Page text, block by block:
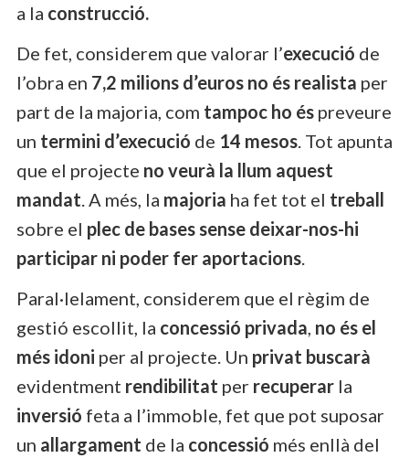
a la construcció.
De fet, considerem que valorar l’execució de
l’obra en 7,2 milions d’euros no és realista per
part de la majoria, com tampoc ho és preveure
un termini d’execució de 14 mesos. Tot apunta
que el projecte no veurà la llum aquest
mandat. A més, la majoria ha fet tot el treball
sobre el plec de basessense deixar-nos-hi
participar ni poder fer aportacions.
Paral·lelament, considerem que el règim de
gestió escollit, la concessió privada, no és el
més idoni per al projecte. Un privat buscarà
evidentment rendibilitat per recuperar la
inversió feta a l’immoble, fet que pot suposar
un allargament de la concessió més enllà del